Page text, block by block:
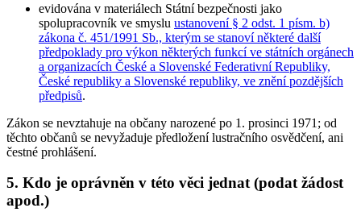
evidována v materiálech Státní bezpečnosti jako
spolupracovník ve smyslu ustanovení § 2 odst. 1 písm. b)
zákona č. 451/1991 Sb., kterým se stanoví některé další
předpoklady pro výkon některých funkcí ve státních orgánech
a organizacích České a Slovenské Federativní Republiky,
České republiky a Slovenské republiky, ve znění pozdějších
předpisů.
Zákon se nevztahuje na občany narozené po 1. prosinci 1971; od
těchto občanů se nevyžaduje předložení lustračního osvědčení, ani
čestné prohlášení.
5. Kdo je oprávněn v této věci jednat (podat žádost
apod.)